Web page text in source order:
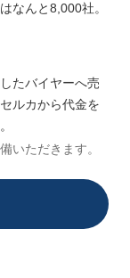
なんと8,000社。
たバイヤーへ売
ルカから代金を
いただきます。